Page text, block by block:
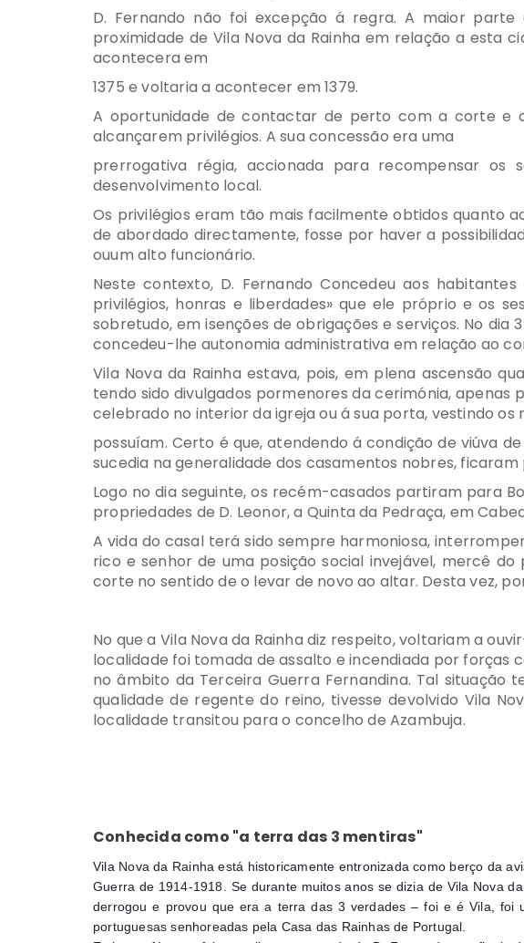
D. Fernando não foi excepção á regra. A maior
proximidade de Vila Nova da Rainha em relação a esta
acontecera em
1375 e voltaria a acontecer em 1379.
A oportunidade de contactar de perto com a corte e
alcançarem privilégios. A sua concessão era uma
prerrogativa régia, accionada para recompensar
desenvolvimento local.
Os privilégios eram tão mais facilmente obtidos quanto
de abordado directamente, fosse por haver a
ouum alto funcionário.
Neste contexto, D. Fernando Concedeu aos
privilégios, honras e liberdades» que ele próprio e os
sobretudo, em isenções de obrigações e serviços. No
concedeu-lhe autonomia administrativa em relação ao
Vila Nova da Rainha estava, pois, em plena ascensão
tendo sido divulgados pormenores da cerimónia,
celebrado no interior da igreja ou á sua porta, vestindo os
possuíam. Certo é que, atendendo á condição de viúva
sucedia na generalidade dos casamentos nobres,
Logo no dia seguinte, os recém-casados partiram para
propriedades de D. Leonor, a Quinta da Pedraça, em
A vida do casal terá sido sempre harmoniosa,
rico e senhor de uma posição social invejável, mercê
corte no sentido de o levar de novo ao altar. Desta vez,
No que a Vila Nova da Rainha diz respeito, voltariam a
localidade foi tomada de assalto e incendiada por forças
no âmbito da Terceira Guerra Fernandina. Tal situação
qualidade de regente do reino, tivesse devolvido Vila
localidade transitou para o concelho de Azambuja.
Conhecida como "a terra das 3 mentiras"
Vila Nova da Rainha está historicamente entronizada como berço da
Guerra de 1914-1918. Se durante muitos anos se dizia de Vila Nova
derrogou e provou que era a terra das 3 verdades – foi e é Vila, foi
portuguesas senhoreadas pela Casa das Rainhas de Portugal.